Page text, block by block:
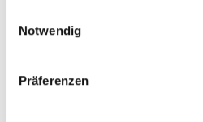
Notwendig
Präferenzen
Plane, wo du übernachtest
Winkel des Langhe